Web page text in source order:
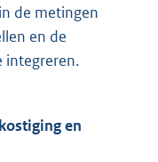
de metingen
en de
integreren.
en